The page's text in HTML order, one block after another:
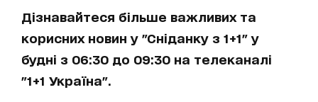
Дізнавайтеся більше важливих та
корисних новин у "Сніданку з 1+1" у
будні з 06:30 до 09:30 на телеканалі
"1+1 Україна".